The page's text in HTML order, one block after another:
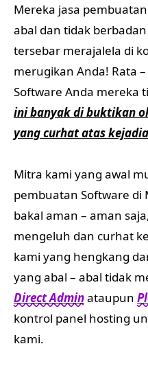
Mereka jasa
abal dan tidak
tersebar merajalela di
merugikan Anda! Rata
Software Anda mereka
ini banyak di buktikan
yang curhat atas
Mitra kami yang awal
pembuatan Software di
bakal aman – aman
mengeluh dan curhat
kami yang hengkang
yang abal – abal tidak
Direct Adminataupun
kontrol panel hosting
kami.